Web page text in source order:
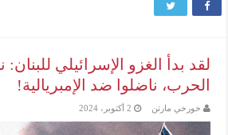
لقد بدأ الغزو الإسرائيلي
الحرب، ناضلوا ضد الإمبريالية!
خورخي مارتن 2 أكتوبر، 2024